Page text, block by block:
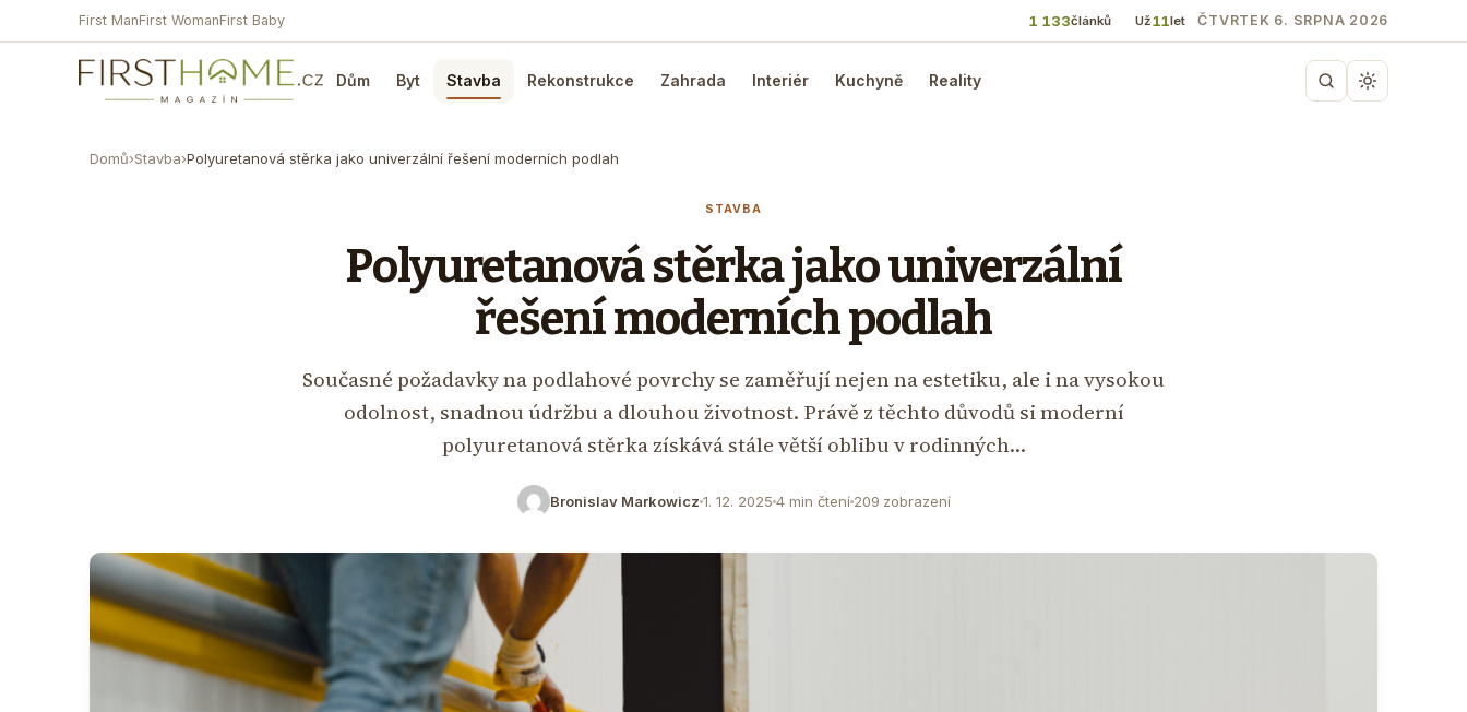
First ManFirst WomanFirst Baby 1 133článků Už11let ČTVRTEK 6. SRPNA 2026
Dům Byt Stavba Rekonstrukce Zahrada Interiér Kuchyně Reality
Domů›Stavba›Polyuretanová stěrka jako univerzální řešení moderních podlah
STAVBA
Polyuretanová stěrka jako univerzální
řešení moderních podlah
Současné požadavky na podlahové povrchy se zaměřují nejen na estetiku, ale i na vysokou
odolnost, snadnou údržbu a dlouhou životnost. Právě z těchto důvodů si moderní
polyuretanová stěrka získává stále větší oblibu v rodinných…
Bronislav Markowicz 1. 12. 2025 4 min čtení209 zobrazení